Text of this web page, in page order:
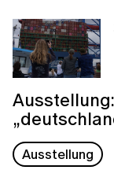
Ausstellung:
Ausstellung